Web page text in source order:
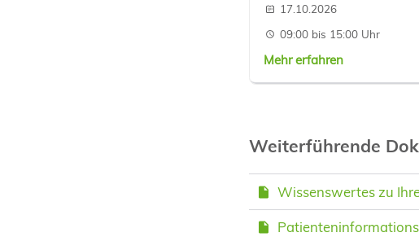
17.10.2026
09:00 bis 15:00 Uhr
Mehr erfahren
Weiterführende
Wissenswertes zu